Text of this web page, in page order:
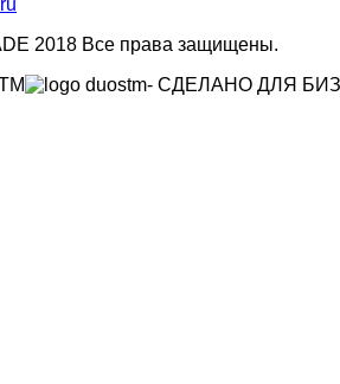
2018 Все права защищены.
- СДЕЛАНО ДЛЯ